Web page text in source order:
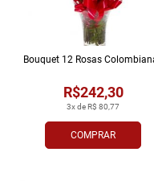
COMPRAR
3x de R$ 80,77
R$242,30
Bouquet 12 Rosas